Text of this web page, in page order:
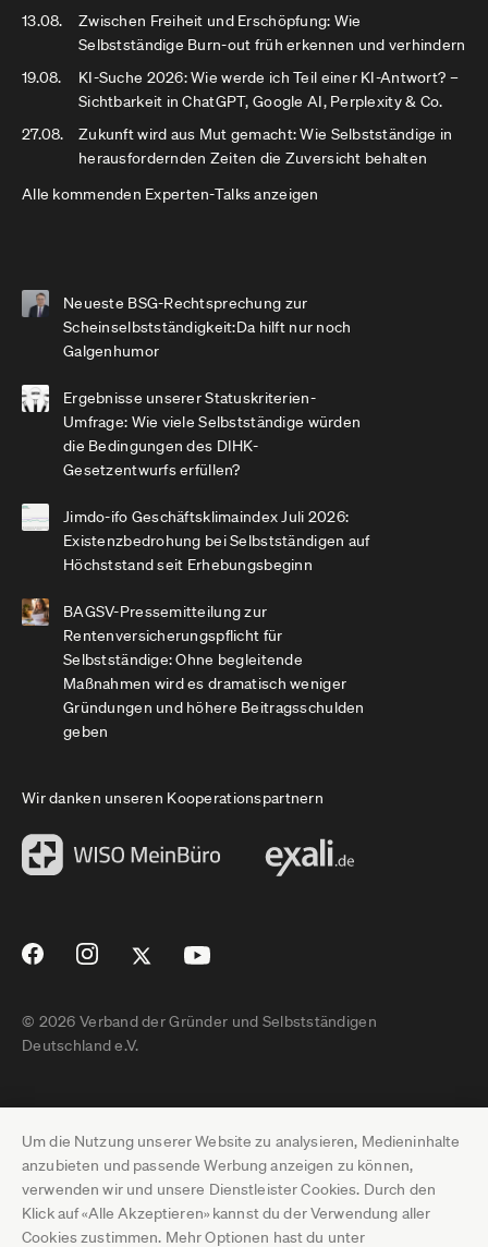
Um die Nutzung unserer Website zu analysieren, Medieninhalte
anzubieten und passende Werbung anzeigen zu können,
verwenden wir und unsere Dienstleister Cookies. Durch den
Klick auf «Alle Akzeptieren» kannst du der Verwendung aller
Cookies zustimmen. Mehr Optionen hast du unter
13.08.
Zwischen Freiheit und Erschöpfung: Wie
Selbstständige Burn-out früh erkennen und verhindern
19.08.
KI-Suche 2026: Wie werde ich Teil einer KI-Antwort? –
Sichtbarkeit in ChatGPT, Google AI, Perplexity & Co.
27.08.
Zukunft wird aus Mut gemacht: Wie Selbstständige in
herausfordernden Zeiten die Zuversicht behalten
Alle kommenden Experten-Talks anzeigen
Neueste BSG-Rechtsprechung zur
Scheinselbstständigkeit:Da hilft nur noch
Galgenhumor
Ergebnisse unserer Statuskriterien-
Umfrage: Wie viele Selbstständige würden
die Bedingungen des DIHK-
Gesetzentwurfs erfüllen?
Jimdo-ifo Geschäftsklimaindex Juli 2026:
Existenzbedrohung bei Selbstständigen auf
Höchststand seit Erhebungsbeginn
BAGSV-Pressemitteilung zur
Rentenversicherungspflicht für
Selbstständige: Ohne begleitende
Maßnahmen wird es dramatisch weniger
Gründungen und höhere Beitragsschulden
geben
Wir danken unseren Kooperationspartnern
© 2026 Verband der Gründer und Selbstständigen
Deutschland e.V.
Impressum
Datenschutz
Pressebereich